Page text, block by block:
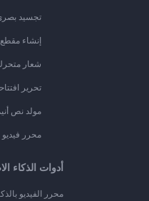
تجسيد
إنشاء
شعار
تحرير
مولد نص
محرر فيديو
أدوات الذكاء
محرر الفيديو